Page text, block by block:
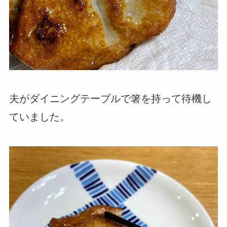
夫がダイニングテーブルで箸を持って待機し
ていました。